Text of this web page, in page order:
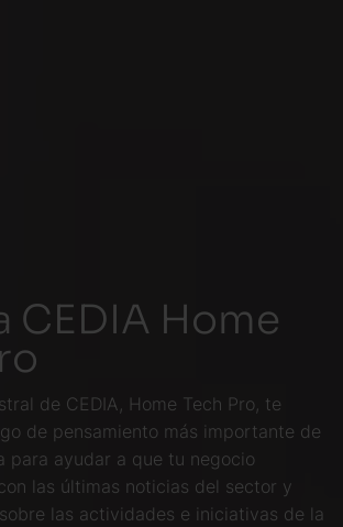
CEDIA Home
de CEDIA, Home Tech Pro, te
de pensamiento más importante de
para ayudar a que tu negocio
las últimas noticias del sector y
las actividades e iniciativas de la